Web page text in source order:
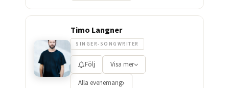
Timo Langner
SINGER-SONGWRITER
Följ Visa mer
Alla evenemang